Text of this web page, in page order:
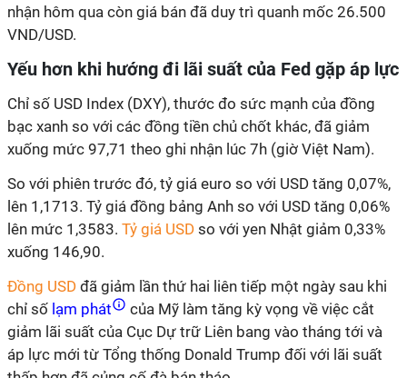
nhận hôm qua còn giá bán đã duy trì quanh mốc 26.500
VND/USD.
Yếu hơn khi hướng đi lãi suất của Fed gặp áp lực
Chỉ số USD Index (DXY), thước đo sức mạnh của đồng
bạc xanh so với các đồng tiền chủ chốt khác, đã giảm
xuống mức 97,71 theo ghi nhận lúc 7h (giờ Việt Nam).
So với phiên trước đó, tỷ giá euro so với USD tăng 0,07%,
lên 1,1713. Tỷ giá đồng bảng Anh so với USD tăng 0,06%
lên mức 1,3583. Tỷ giá USD so với yen Nhật giảm 0,33%
xuống 146,90.
Đồng USD đã giảm lần thứ hai liên tiếp một ngày sau khi
chỉ số lạm phát
của Mỹ làm tăng kỳ vọng về việc cắt
giảm lãi suất của Cục Dự trữ Liên bang vào tháng tới và
áp lực mới từ Tổng thống Donald Trump đối với lãi suất